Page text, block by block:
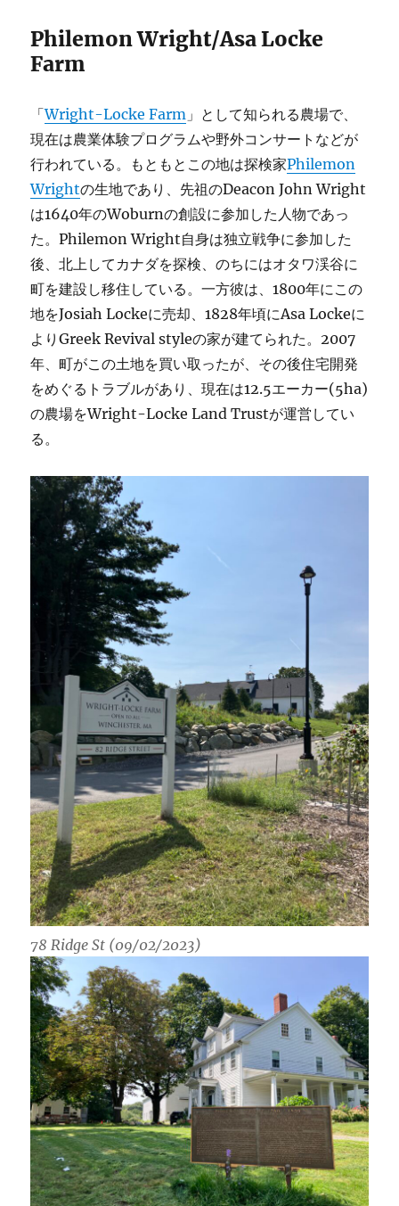
Philemon Wright/Asa Locke
Farm
「Wright-Locke Farm 」として知られる農場で、
現在は農業体験プログラムや野外コンサートなどが
行われている。もともとこの地は探検家Philemon
Wrightの生地であり、先祖のDeacon John Wright
は1640年のWoburnの創設に参加した人物であっ
た。Philemon Wright自身は独立戦争に参加した
後、北上してカナダを探検、のちにはオタワ渓谷に
町を建設し移住している。一方彼は、1800年にこの
地をJosiah Lockeに売却、1828年頃にAsa Lockeに
よりGreek Revival styleの家が建てられた。2007
年、町がこの土地を買い取ったが、その後住宅開発
をめぐるトラブルがあり、現在は12.5エーカー(5ha)
の農場をWright-Locke Land Trustが運営してい
る。
78 Ridge St (09/02/2023)